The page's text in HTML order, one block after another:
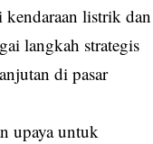
listrik dan
langkah strategis
di pasar
upaya untuk